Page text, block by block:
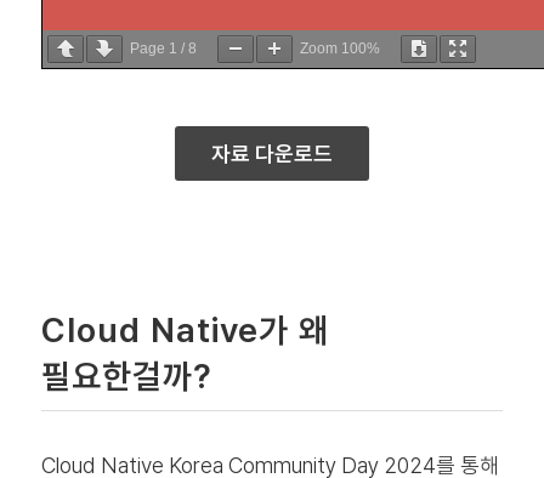
Page 1 / 8 Zoom 100%
자료 다운로드
Cloud Native가 왜
필요한걸까?
Cloud Native Korea Community Day 2024를 통해